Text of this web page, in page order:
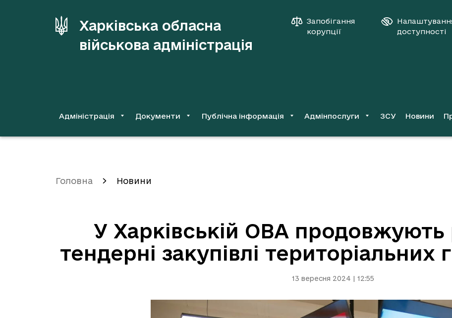
Харківська обласна
військова адміністрація
Запобігання
корупції
доступності
Адміністрація Документи Публічна інформація Адмінпослуги ЗСУ Новини
Головна Новини
У Харківській ОВА продовжують
тендерні закупівлі територіальних
13 вересня 2024 | 12:55